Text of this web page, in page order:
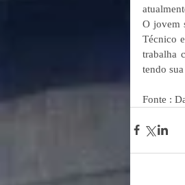
O jovem
Técnico
trabalha
tendo
Fonte :